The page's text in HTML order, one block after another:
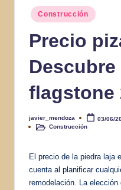
Publicado
en
Construcción
Precio
flagstone
Publicado
por
javier_mendoza 03/06/
PublicadoConstrucción
El precio de la piedra laja
cuenta al planificar
remodelación. La